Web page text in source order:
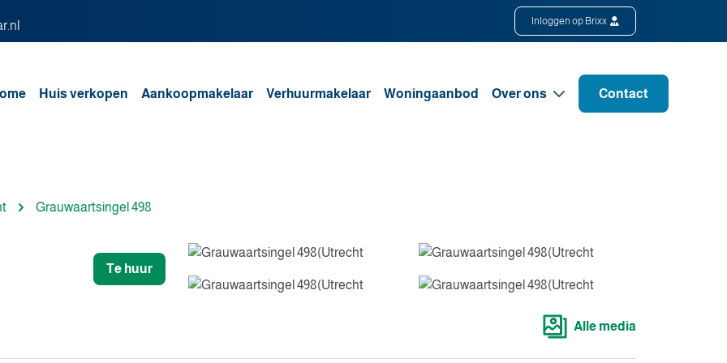
Inloggen op Brixx
Huis verkopen Aankoopmakelaar Verhuurmakelaar Woningaanbod Over ons Contact
Grauwaartsingel 498
Te huur
Alle media